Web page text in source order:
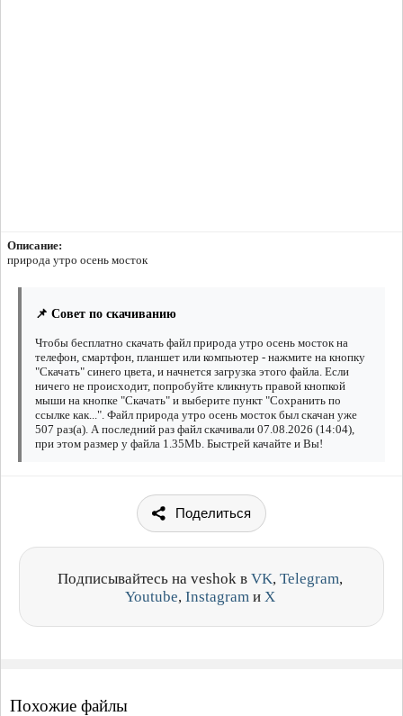
Описание:
природа утро осень мосток
📌 Совет по скачиванию
Чтобы бесплатно скачать файл природа утро осень мосток на
телефон, смартфон, планшет или компьютер - нажмите на кнопку
"Скачать" синего цвета, и начнется загрузка этого файла. Если
ничего не происходит, попробуйте кликнуть правой кнопкой
мыши на кнопке "Скачать" и выберите пункт "Сохранить по
ссылке как...". Файл природа утро осень мосток был скачан уже
507 раз(а). А последний раз файл скачивали 07.08.2026 (14:04),
при этом размер у файла 1.35Mb. Быстрей качайте и Вы!
Поделиться
Подписывайтесь на veshok в VK, Telegram,
Youtube, Instagram и X
Похожие файлы